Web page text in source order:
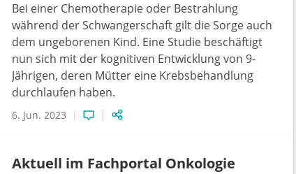
Bei einer Chemotherapie oder Bestrahlung
während der Schwangerschaft gilt die Sorge auch
dem ungeborenen Kind. Eine Studie beschäftigt
nun sich mit der kognitiven Entwicklung von 9-
Jährigen, deren Mütter eine Krebsbehandlung
durchlaufen haben.
6. Jun. 2023
Aktuell im Fachportal Onkologie